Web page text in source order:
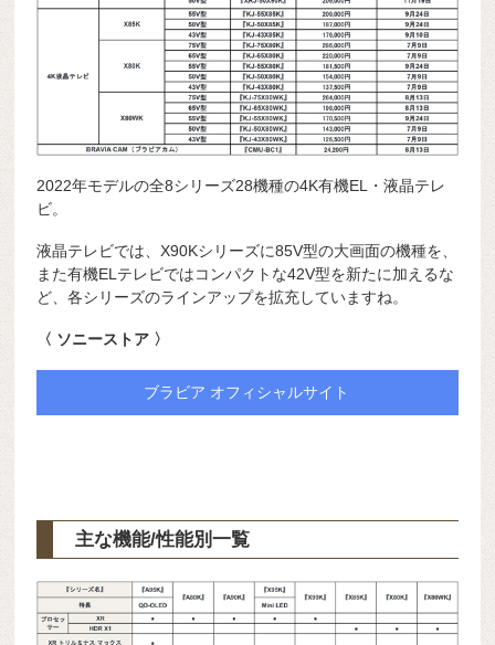
2022年モデルの全8シリーズ28機種の4K有機EL・液晶テレ
ビ。
液晶テレビでは、X90Kシリーズに85V型の大画面の機種を、
また有機ELテレビではコンパクトな42V型を新たに加えるな
ど、各シリーズのラインアップを拡充していますね。
〈 ソニーストア 〉
ブラビア オフィシャルサイト
主な機能/性能別一覧